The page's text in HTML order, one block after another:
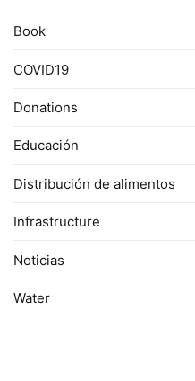
Book
COVID19
Donations
Educación
Distribución de alimentos
Infrastructure
Noticias
Water